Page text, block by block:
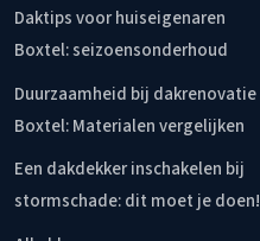
Daktips voor huiseigenaren
Boxtel: seizoensonderhoud
Duurzaamheid bij dakrenovatie
Boxtel: Materialen vergelijken
Een dakdekker inschakelen bij
stormschade: dit moet je doen!